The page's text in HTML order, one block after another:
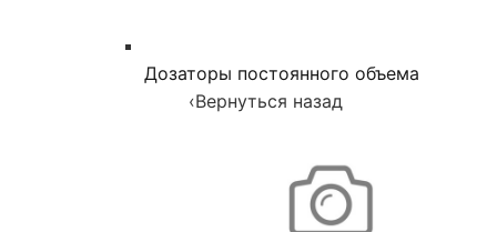
Дозаторы постоянного объема
‹Вернуться назад